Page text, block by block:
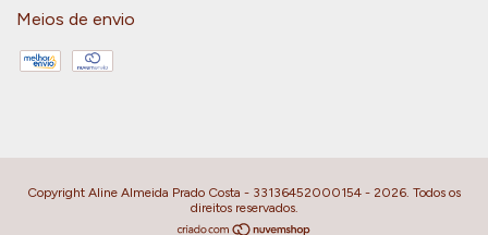
Meios de envio
Copyright Aline Almeida Prado Costa - 33136452000154 - 2026. Todos os
direitos reservados.